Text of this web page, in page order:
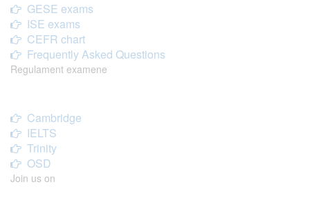
GESE exams
ISE exams
CEFR chart
Frequently Asked Questions
Regulament examene
Cambridge
IELTS
Trinity
OSD
Join us on